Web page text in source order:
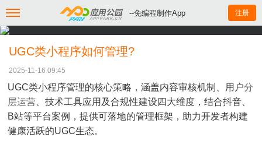
--免编程制作App 注册
UGC类小程序如何管理?
2025-11-16 09:45
UGC类小程序管理的核心策略，涵盖内容审核机制、用户分
层运营 、技术工具应用及合规性建设四大维度，结合抖音、
B站等平台案例，提供可落地的管理框架，助力开发者构建
健康活跃的UGC生态。